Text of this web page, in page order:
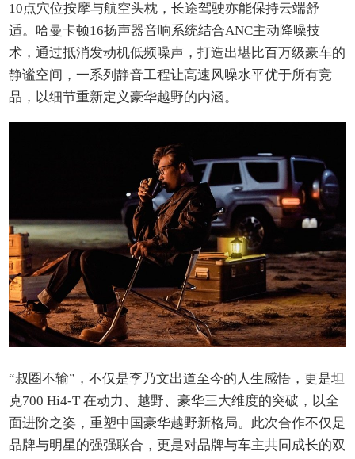
10点穴位按摩与航空头枕，长途驾驶亦能保持云端舒
适。哈曼卡顿16扬声器音响系统结合ANC主动降噪技
术，通过抵消发动机低频噪声，打造出堪比百万级豪车的
静谧空间，一系列静音工程让高速风噪水平优于所有竞
品，以细节重新定义豪华越野的内涵。
“叔圈不输”，不仅是李乃文出道至今的人生感悟，更是坦
克700 Hi4-T 在动力、越野、豪华三大维度的突破，以全
面进阶之姿，重塑中国豪华越野新格局。此次合作不仅是
品牌与明星的强强联合，更是对品牌与车主共同成长的双